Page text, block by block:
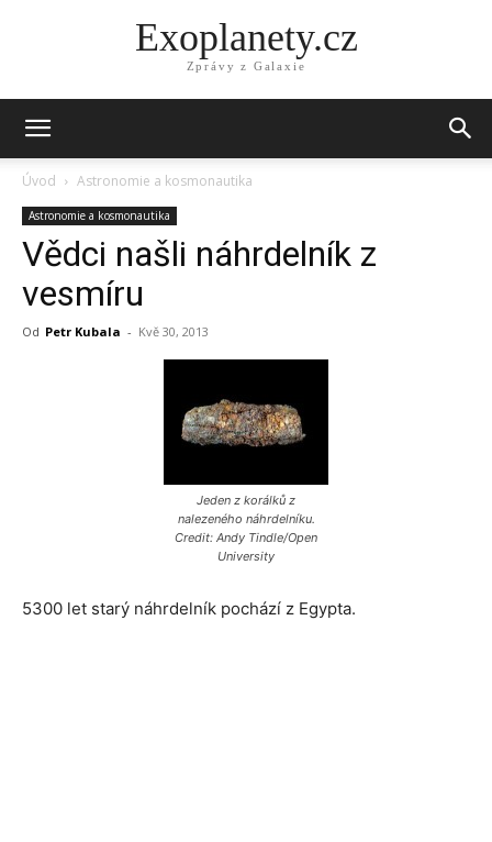
Exoplanety.cz
Zprávy z Galaxie
Úvod Astronomie a kosmonautika
Astronomie a kosmonautika
Vědci našli náhrdelník z
vesmíru
Od Petr Kubala - Kvě 30, 2013
Jeden z korálků z
nalezeného náhrdelníku.
Credit: Andy Tindle/Open
University
5300 let starý náhrdelník pochází z Egypta.